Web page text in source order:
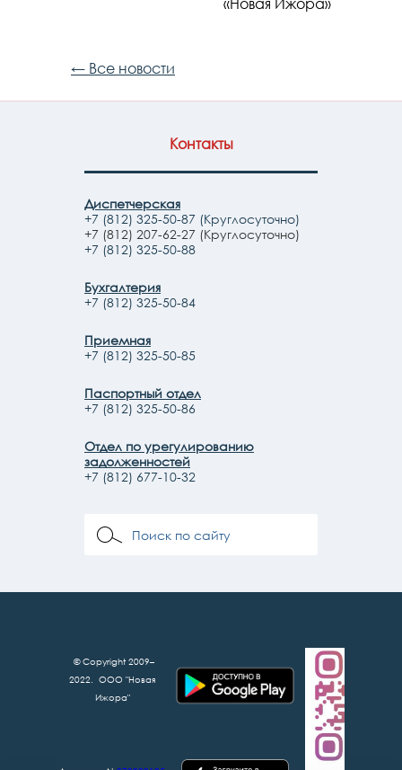
«Новая Ижора»
← Все новости
Контакты
Диспетчерская
+7 (812) 325-50-87 (Круглосуточно)
+7 (812) 207-62-27 (Круглосуточно)
+7 (812) 325-50-88
Бухгалтерия
+7 (812) 325-50-84
Приемная
+7 (812) 325-50-85
Паспортный отдел
+7 (812) 325-50-86
Отдел по урегулированию
задолженностей
+7 (812) 677-10-32
© Copyright 2009–
2022. ООО "Новая
Ижора"